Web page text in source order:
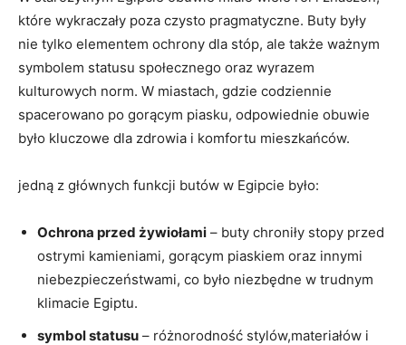
które wykraczały poza czysto pragmatyczne. ​Buty ⁣były⁤
nie tylko elementem ochrony dla stóp, ale także ważnym‌
symbolem ‌statusu ⁢społecznego oraz wyrazem⁢
kulturowych ​norm. W miastach, gdzie codziennie
spacerowano po gorącym piasku, odpowiednie obuwie
było kluczowe dla zdrowia i⁤ komfortu mieszkańców.
jedną z⁢ głównych funkcji butów w Egipcie było:
Ochrona przed żywiołami – buty chroniły stopy ⁢przed
ostrymi kamieniami, gorącym piaskiem oraz innymi
niebezpieczeństwami, co ⁣było ‍niezbędne w trudnym
klimacie Egiptu.
symbol statusu –‍ różnorodność⁤ stylów,materiałów i